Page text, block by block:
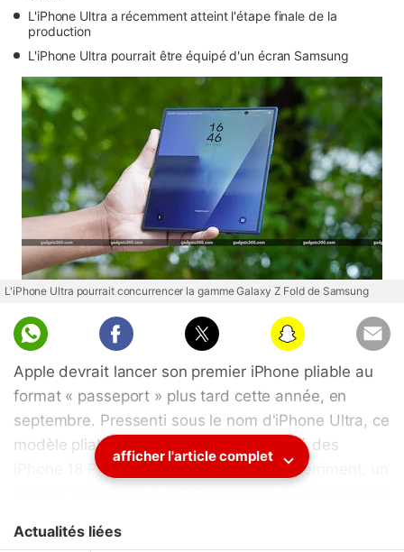
L'iPhone Ultra a récemment atteint l'étape finale de la
production
L'iPhone Ultra pourrait être équipé d'un écran Samsung
L'iPhone Ultra pourrait concurrencer la gamme Galaxy Z Fold de Samsung
Apple devrait lancer son premier iPhone pliable au
format « passeport » plus tard cette année, en
septembre. Pressenti sous le nom d'iPhone Ultra, ce
modèle pliable pourrait être accompagné des
iPhone 18 Pro et iPhone 18 Pro Max. Récemment, un
des informations antérieures faisant état de
afficher l'article complet
Actualités liées